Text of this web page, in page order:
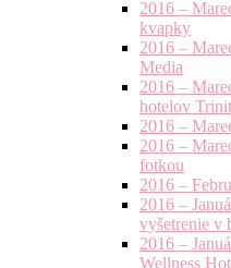
2016 –
kvapky
2016 –
Media
2016 –
hotelov
2016 –
2016 –
fotkou
2016 –
2016 –
vyšetrenie v
2016 –
Wellness